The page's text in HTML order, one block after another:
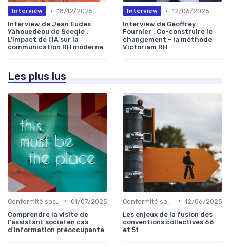
Interview • 18/12/2025
Interview de Jean Eudes
Yahouedeou de Seeqle :
L'impact de l'IA sur la
communication RH moderne
Interview • 12/06/2025
Interview de Geoffrey
Fournier : Co-construire le
changement - la méthode
Victoriam RH
Les plus lus
• 01/07/2025
Comprendre la visite de
l'assistant social en cas
d'information préoccupante
• 12/06/2025
Les enjeux de la fusion des
conventions collectives 66
et 51